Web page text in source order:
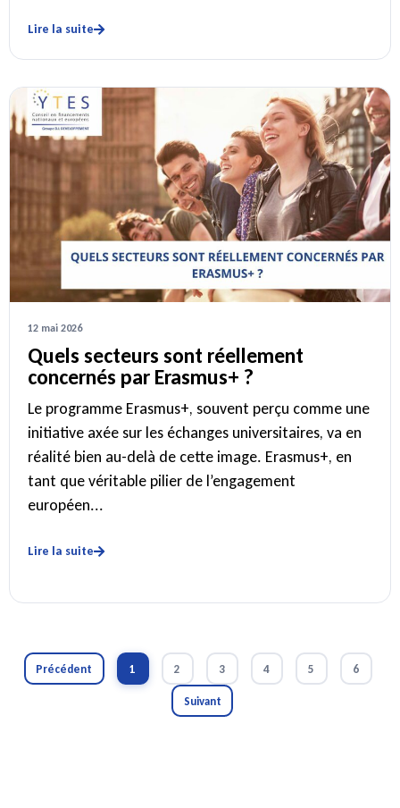
Lire la suite
12 mai 2026
Quels secteurs sont réellement
concernés par Erasmus+ ?
Le programme Erasmus+, souvent perçu comme une
initiative axée sur les échanges universitaires, va en
réalité bien au-delà de cette image. Erasmus+, en
tant que véritable pilier de l’engagement
européen...
Lire la suite
Précédent 1 2 3 4 5 6
Suivant